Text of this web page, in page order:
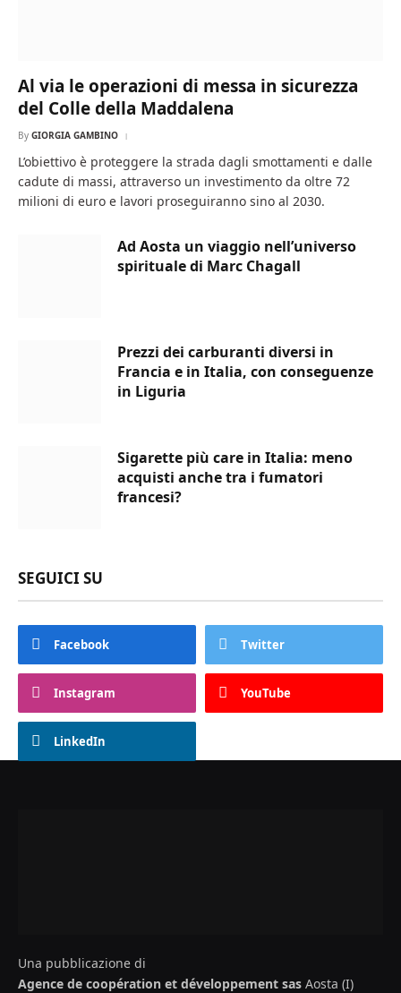
Al via le operazioni di messa in sicurezza
del Colle della Maddalena
By GIORGIA GAMBINO
L’obiettivo è proteggere la strada dagli smottamenti e dalle
cadute di massi, attraverso un investimento da oltre 72
milioni di euro e lavori proseguiranno sino al 2030.
Ad Aosta un viaggio nell’universo
spirituale di Marc Chagall
Prezzi dei carburanti diversi in
Francia e in Italia, con conseguenze
in Liguria
Sigarette più care in Italia: meno
acquisti anche tra i fumatori
francesi?
SEGUICI SU
Facebook Twitter
Instagram YouTube
LinkedIn
Una pubblicazione di
Agence de coopération et développement sas Aosta (I)